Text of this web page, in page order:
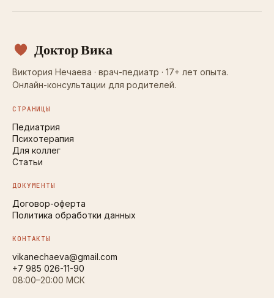
Доктор Вика
Виктория Нечаева · врач-педиатр · 17+ лет опыта.
Онлайн-консультации для родителей.
СТРАНИЦЫ
Педиатрия
Психотерапия
Для коллег
Статьи
ДОКУМЕНТЫ
Договор-оферта
Политика обработки данных
КОНТАКТЫ
vikanechaeva@gmail.com
+7 985 026-11-90
08:00–20:00 МСК